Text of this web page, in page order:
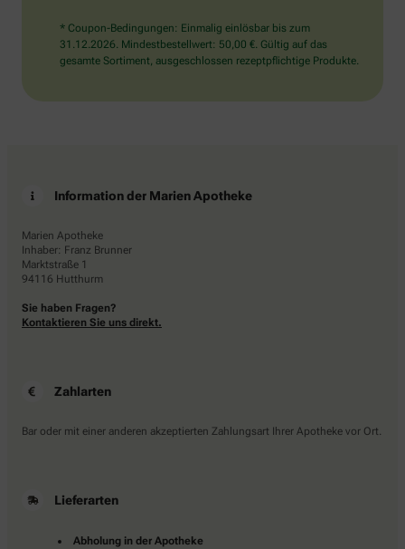
* Coupon-Bedingungen: Einmalig einlösbar bis zum
31.12.2026. Mindestbestellwert: 50,00 €. Gültig auf das
gesamte Sortiment, ausgeschlossen rezeptpflichtige Produkte.
Information der Marien Apotheke
Marien Apotheke
Inhaber: Franz Brunner
Marktstraße 1
94116 Hutthurm
Sie haben Fragen?
Kontaktieren Sie uns direkt.
Zahlarten
Bar oder mit einer anderen akzeptierten Zahlungsart Ihrer Apotheke vor Ort.
Lieferarten
Abholung in der Apotheke